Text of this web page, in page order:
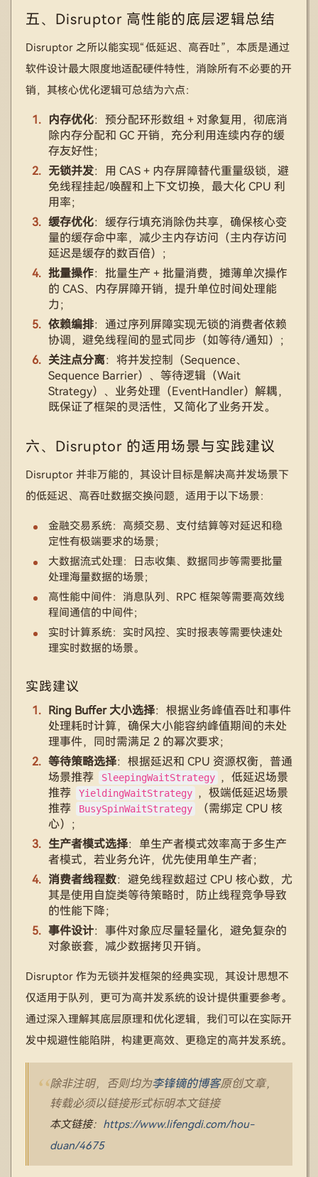
五、Disruptor 高性能的底层逻辑总结
Disruptor 之所以能实现“低延迟、高吞吐”，本质是通过
软件设计最大限度地适配硬件特性，消除所有不必要的开
销，其核心优化逻辑可总结为六点：
内存优化：预分配环形数组 + 对象复用，彻底消
除内存分配和 GC 开销，充分利用连续内存的缓
存友好性；
无锁并发：用 CAS + 内存屏障替代重量级锁，避
免线程挂起/唤醒和上下文切换，最大化 CPU 利
用率；
缓存优化：缓存行填充消除伪共享，确保核心变
量的缓存命中率，减少主内存访问（主内存访问
延迟是缓存的数百倍）；
批量操作：批量生产 + 批量消费，摊薄单次操作
的 CAS、内存屏障开销，提升单位时间处理能
力；
依赖编排：通过序列屏障实现无锁的消费者依赖
协调，避免线程间的显式同步（如等待/通知）；
关注点分离：将并发控制（Sequence、
Sequence Barrier）、等待逻辑（Wait
Strategy）、业务处理（EventHandler）解耦，
既保证了框架的灵活性，又简化了业务开发。
六、Disruptor 的适用场景与实践建议
Disruptor 并非万能的，其设计目标是解决高并发场景下
的低延迟、高吞吐数据交换问题，适用于以下场景：
金融交易系统：高频交易、支付结算等对延迟和稳
定性有极端要求的场景；
大数据流式处理：日志收集、数据同步等需要批量
处理海量数据的场景；
高性能中间件：消息队列、RPC 框架等需要高效线
程间通信的中间件；
实时计算系统：实时风控、实时报表等需要快速处
理实时数据的场景。
实践建议
Ring Buffer 大小选择：根据业务峰值吞吐和事件
处理耗时计算，确保大小能容纳峰值期间的未处
理事件，同时需满足 2 的幂次要求；
等待策略选择：根据延迟和 CPU 资源权衡，普通
场景推荐
SleepingWaitStrategy ，低延迟场景
推荐
YieldingWaitStrategy ，极端低延迟场景
推荐
BusySpinWaitStrategy
（需绑定 CPU 核
心）；
生产者模式选择：单生产者模式效率高于多生产
者模式，若业务允许，优先使用单生产者；
消费者线程数：避免线程数超过 CPU 核心数，尤
其是使用自旋类等待策略时，防止线程竞争导致
的性能下降；
事件设计：事件对象应尽量轻量化，避免复杂的
对象嵌套，减少数据拷贝开销。
Disruptor 作为无锁并发框架的经典实现，其设计思想不
仅适用于队列，更可为高并发系统的设计提供重要参考。
通过深入理解其底层原理和优化逻辑，我们可以在实际开
发中规避性能陷阱，构建更高效、更稳定的高并发系统。
除非注明，否则均为李锋镝的博客原创文章，
转载必须以链接形式标明本文链接
本文链接： https://www.lifengdi.com/hou-
duan/4675